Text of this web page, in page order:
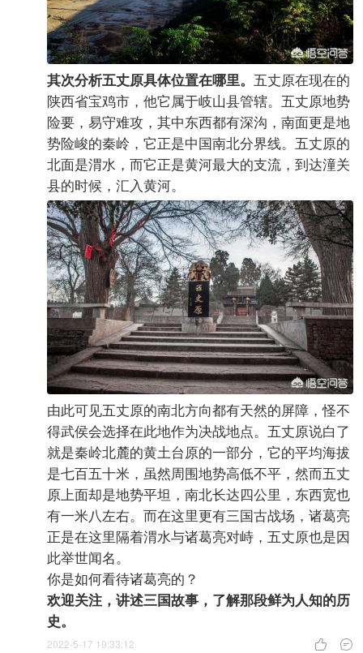
其次分析五丈原具体位置在哪里。 五丈原在现在的
陕西省宝鸡市，他它属于岐山县管辖。五丈原地势
险要，易守难攻，其中东西都有深沟，南面更是地
势险峻的秦岭，它正是中国南北分界线。五丈原的
北面是渭水，而它正是黄河最大的支流，到达潼关
县的时候，汇入黄河。
由此可见五丈原的南北方向都有天然的屏障，怪不
得武侯会选择在此地作为决战地点。五丈原说白了
就是秦岭北麓的黄土台原的一部分，它的平均海拔
是七百五十米，虽然周围地势高低不平，然而五丈
原上面却是地势平坦，南北长达四公里，东西宽也
有一米八左右。而在这里更有三国古战场，诸葛亮
正是在这里隔着渭水与诸葛亮对峙，五丈原也是因
此举世闻名。
你是如何看待诸葛亮的？
欢迎关注，讲述三国故事，了解那段鲜为人知的历
史。
 
2022-5-17 19:33:12